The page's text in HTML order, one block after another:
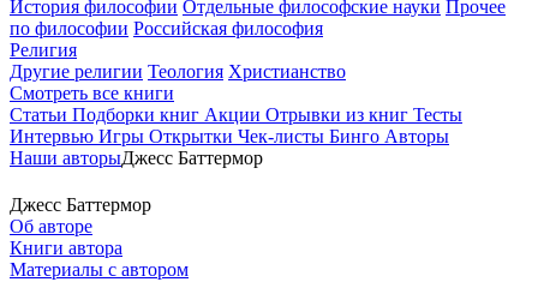
История философии Отдельные философские науки Прочее
по философии Российская философия
Религия
Другие религии Теология Христианство
Смотреть все книги
Статьи Подборки книг Акции Отрывки из книг Тесты
Интервью Игры Открытки Чек-листы Бинго Авторы
Наши авторыДжесс Баттермор
Джесс Баттермор
Об авторе
Книги автора
Материалы с автором